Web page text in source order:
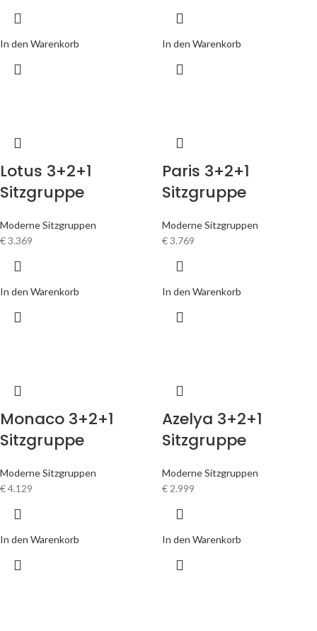
In den Warenkorb In den Warenkorb
Lotus 3+2+1
Sitzgruppe
Moderne Sitzgruppen
€3.369
In den Warenkorb
Paris 3+2+1
Sitzgruppe
Moderne Sitzgruppen
€3.769
In den Warenkorb
Monaco 3+2+1
Sitzgruppe
Moderne Sitzgruppen
€4.129
In den Warenkorb
Azelya 3+2+1
Sitzgruppe
Moderne Sitzgruppen
€2.999
In den Warenkorb